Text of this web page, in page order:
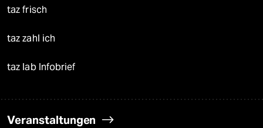
taz frisch
taz zahl ich
taz lab Infobrief
Veranstaltungen